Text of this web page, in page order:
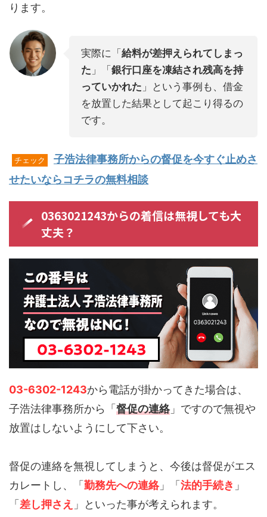
ります。
実際に「給料が差押えられてしまっ
た 」「銀行口座を凍結され残高を持
っていかれた 」という事例も、借金
を放置した結果として起こり得るの
です。
チェック
子浩法律事務所からの督促を今すぐ止めさ
せたいならコチラの無料相談
0363021243からの着信は無視しても大
丈夫？
03-6302-1243から電話が掛かってきた場合は、
子浩法律事務所から「 督促の連絡」ですので無視や
放置はしないようにして下さい。
督促の連絡を無視してしまうと、今後は督促がエス
カレートし、「 勤務先への連絡」「 法的手続き 」
「 差し押さえ 」といった事が考えられます。